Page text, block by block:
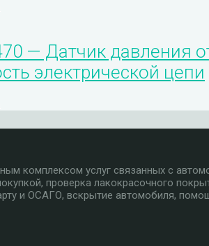
— Датчик давления
электрической цепи
комплексом услуг связанных с
проверка лакокрасочного
и ОСАГО, вскрытие автомобиля,